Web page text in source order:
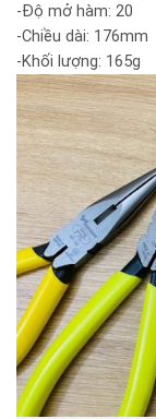
-Độ mở hàm: 20
-Chiều dài: 176mm
-Khối lượng: 165g